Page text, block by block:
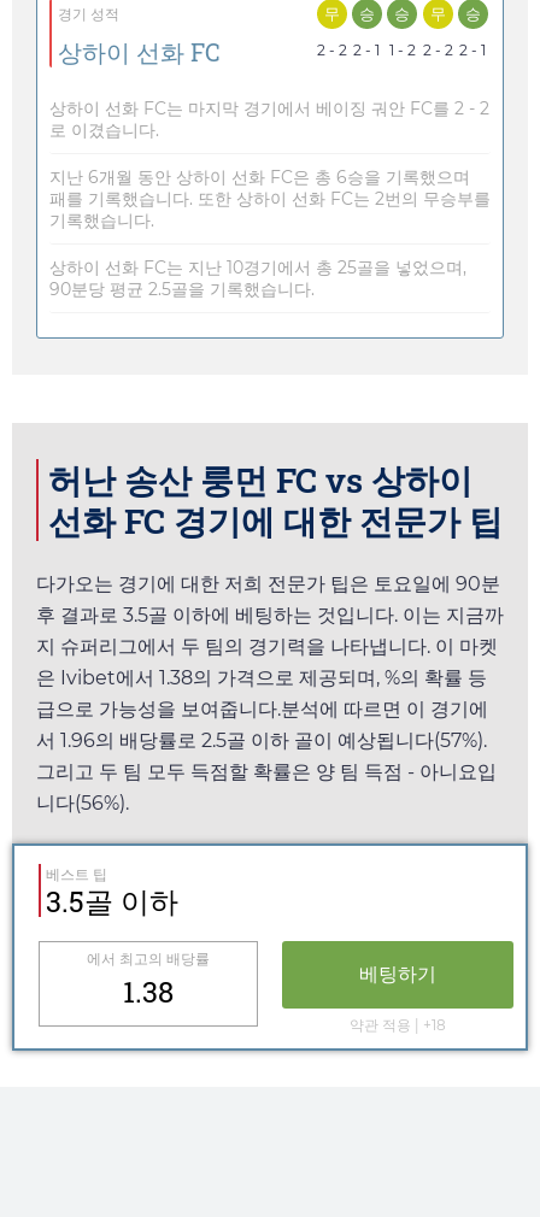
경기 성적
상하이 선화 FC
무
2 - 2
승
2 - 1
승
1 - 2
무
2 - 2
승
2 - 1
상하이 선화 FC는 마지막 경기에서 베이징 궈안 FC를 2 - 2
로 이겼습니다.
지난 6개월 동안 상하이 선화 FC은 총 6승을 기록했으며
패를 기록했습니다. 또한 상하이 선화 FC는 2번의 무승부를
기록했습니다.
상하이 선화 FC는 지난 10경기에서 총 25골을 넣었으며,
90분당 평균 2.5골을 기록했습니다.
허난 송산 룽먼 FC vs 상하이
선화 FC 경기에 대한 전문가 팁
다가오는 경기에 대한 저희 전문가 팁은 토요일에 90분
후 결과로 3.5골 이하에 베팅하는 것입니다. 이는 지금까
지 슈퍼리그에서 두 팀의 경기력을 나타냅니다. 이 마켓
은 Ivibet에서 1.38의 가격으로 제공되며, %의 확률 등
급으로 가능성을 보여줍니다.분석에 따르면 이 경기에
서 1.96의 배당률로 2.5골 이하 골이 예상됩니다(57%).
그리고 두 팀 모두 득점할 확률은 양 팀 득점 - 아니요입
니다(56%).
베스트 팁
3.5골 이하
에서 최고의 배당률
1.38 베팅하기
약관 적용 | +18